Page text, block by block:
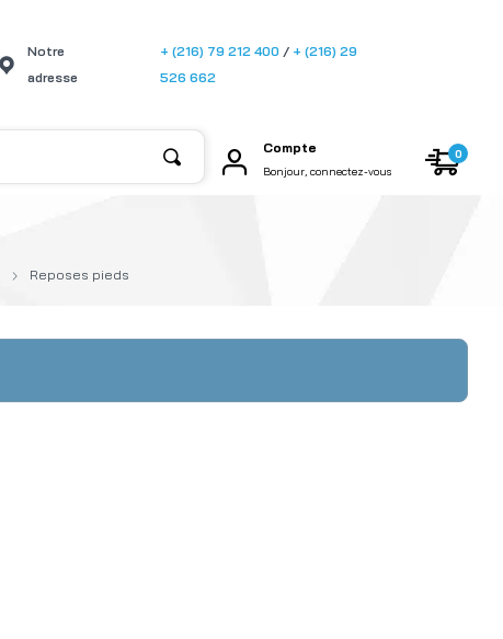
Notre
adresse
+ (216) 79 212 400 / + (216) 29
526 662
Compte
Bonjour, connectez-vous
0
Reposes pieds